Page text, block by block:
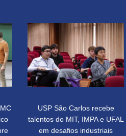
USP São Carlos recebe
talentos do MIT, IMPA e UFAL
em desafios industriais